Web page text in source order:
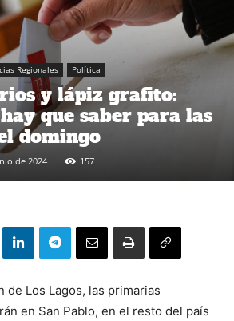
Regionales Política
y lápiz grafito:
que saber para las
domingo
de 2024 157
de Los Lagos, las primarias
en San Pablo, en el resto del país